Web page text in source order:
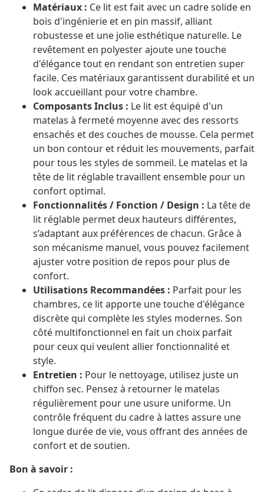
Matériaux : Ce lit est fait avec un cadre solide en
bois d'ingénierie et en pin massif, alliant
robustesse et une jolie esthétique naturelle. Le
revêtement en polyester ajoute une touche
d'élégance tout en rendant son entretien super
facile. Ces matériaux garantissent durabilité et un
look accueillant pour votre chambre.
Composants Inclus : Le lit est équipé d'un
matelas à fermeté moyenne avec des ressorts
ensachés et des couches de mousse. Cela permet
un bon contour et réduit les mouvements, parfait
pour tous les styles de sommeil. Le matelas et la
tête de lit réglable travaillent ensemble pour un
confort optimal.
Fonctionnalités / Fonction / Design : La tête de
lit réglable permet deux hauteurs différentes,
s’adaptant aux préférences de chacun. Grâce à
son mécanisme manuel, vous pouvez facilement
ajuster votre position de repos pour plus de
confort.
Utilisations Recommandées : Parfait pour les
chambres, ce lit apporte une touche d'élégance
discrète qui complète les styles modernes. Son
côté multifonctionnel en fait un choix parfait
pour ceux qui veulent allier fonctionnalité et
style.
Entretien : Pour le nettoyage, utilisez juste un
chiffon sec. Pensez à retourner le matelas
régulièrement pour une usure uniforme. Un
contrôle fréquent du cadre à lattes assure une
longue durée de vie, vous offrant des années de
confort et de soutien.
Bon à savoir :